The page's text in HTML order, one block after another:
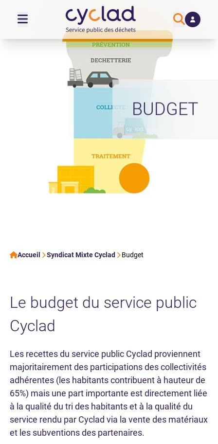
BUDGET
Accueil Syndicat Mixte Cyclad Budget
Le budget du service public
Cyclad
Les recettes du service public Cyclad proviennent
majoritairement des participations des collectivités
adhérentes (les habitants contribuent à hauteur de
65%) mais une part importante est directement liée
à la qualité du tri des habitants et à la qualité du
service rendu par Cyclad via la vente des matériaux
et les subventions des partenaires.